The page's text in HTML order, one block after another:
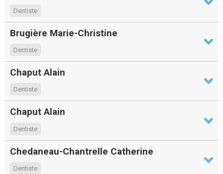
Dentiste
Brugière Marie-Christine
Dentiste
Chaput Alain
Dentiste
Chaput Alain
Dentiste
Chedaneau-Chantrelle Catherine
Dentiste